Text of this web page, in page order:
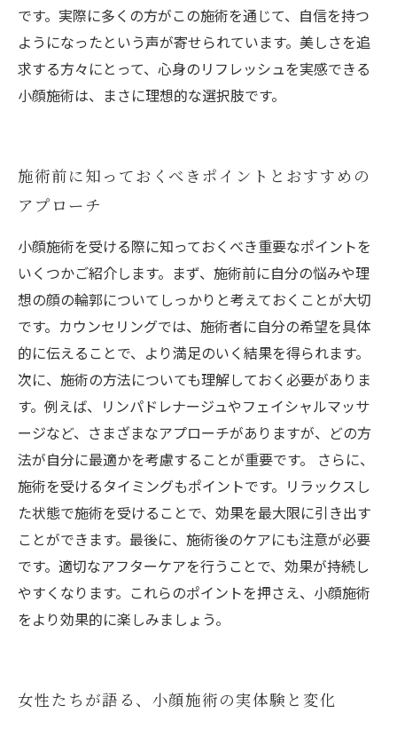
です。実際に多くの方がこの施術を通じて、自信を持つ
ようになったという声が寄せられています。美しさを追
求する方々にとって、心身のリフレッシュを実感できる
小顔施術は、まさに理想的な選択肢です。
施術前に知っておくべきポイントとおすすめの
アプローチ
小顔施術を受ける際に知っておくべき重要なポイントを
いくつかご紹介します。まず、施術前に自分の悩みや理
想の顔の輪郭についてしっかりと考えておくことが大切
です。カウンセリングでは、施術者に自分の希望を具体
的に伝えることで、より満足のいく結果を得られます。
次に、施術の方法についても理解しておく必要がありま
す。例えば、リンパドレナージュやフェイシャルマッサ
ージなど、さまざまなアプローチがありますが、どの方
法が自分に最適かを考慮することが重要です。 さらに、
施術を受けるタイミングもポイントです。リラックスし
た状態で施術を受けることで、効果を最大限に引き出す
ことができます。最後に、施術後のケアにも注意が必要
です。適切なアフターケアを行うことで、効果が持続し
やすくなります。これらのポイントを押さえ、小顔施術
をより効果的に楽しみましょう。
女性たちが語る、小顔施術の実体験と変化